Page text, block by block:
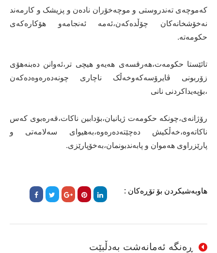
کەموچەی تەندروستی و موچەخۆران نادەن و پزیشک و کارمەند
نەخۆشخانەکان چۆڵدەکەن،ئەمە ئەنجامەو هۆکارەکەی
حکومەتە.
تائێستا حکومەت،هەرقسەی هەیەو هیچی تر،ئەوانن دەبنەهۆی
زۆربونی ڤایرۆسەکەوخەڵک ناچاری چونەدەرەوەدەکەن
،بۆپەیداکردنی نانی
رۆژانەی،چونکە حکومەت ژیانیان،بۆدابین ناکات،قەرەبوی کەس
ناکاتەوە،خەڵکیش دەچێتەدەرەوە،بەهیوای سەلامەتی و
پارێزراوی هەموان و پابەندبونمان،بەخۆپارێزی.
هاوبەشیکردن بۆ تۆڕەکان :
ڕەنگە ئەمانەشت بەدڵبێت